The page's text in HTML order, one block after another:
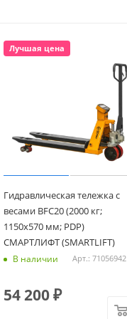
Лучшая цена
Гидравлическая тележка с
весами BFC20 (2000 кг;
1150х570 мм; PDP)
СМАРТЛИФТ (SMARTLIFT)
В наличии Арт.: 71056942
54 200₽